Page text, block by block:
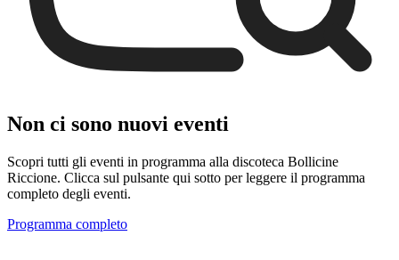
Non ci sono nuovi eventi
Scopri tutti gli eventi in programma alla discoteca Bollicine
Riccione. Clicca sul pulsante qui sotto per leggere il programma
completo degli eventi.
Programma completo